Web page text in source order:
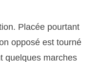
Placée pourtant
opposé est tourné
quelques marches